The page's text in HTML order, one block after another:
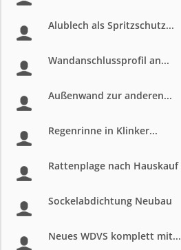
Alublech als Spritzschutz...
Wandanschlussprofil an...
Außenwand zur anderen...
Regenrinne in Klinker...
Rattenplage nach Hauskauf
Sockelabdichtung Neubau
Neues WDVS komplett mit...